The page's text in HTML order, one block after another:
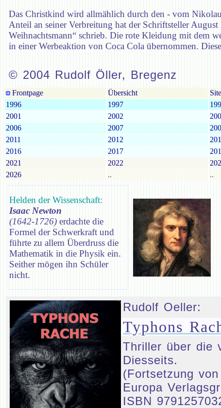
Das Christkind wird allmählich durch den - vom
Anteil an seiner Verbreitung hat der Schriftsteller
Weihnachtsmann“ schrieb. Die rote Kleidung mit dem
in einer Werbeaktion von Coca Cola übernommen.
© 2004 Rudolf Öller, Bregenz
Frontpage Übersicht
1996
1997
2001
2002
2006
2007
2011
2012
2016
2017
2021
2022
2026
.. ..
Helden der Wissenschaft:
Isaac Newton
(1642-1726) erdachte die
Formel der Schwerkraft und
führte zu allem Überdruss die
Mathematik in die Physik ein.
Seither mögen ihn Schüler
nicht.
Rudolf Oeller:
Typhons
Thriller über die
Diesseits.
(Fortsetzung
Europa
ISBN